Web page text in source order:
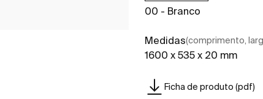
00 - Branco
Medidas(comprimento,
1600 x 535 x 20 mm
Ficha de produto (pdf)